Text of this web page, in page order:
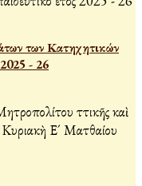
των Κατηχητικών
2025 - 26